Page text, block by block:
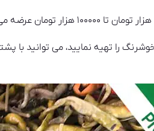
را تهیه نمایید، می توانید با